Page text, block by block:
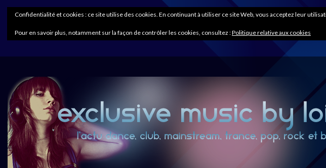
Confidentialité et cookies : ce site utilise des cookies. En continuant à utiliser ce site Web, vous acceptez leur
Pour en savoir plus, notamment sur la façon de contrôler les cookies, consultez :Politique relative aux cookies